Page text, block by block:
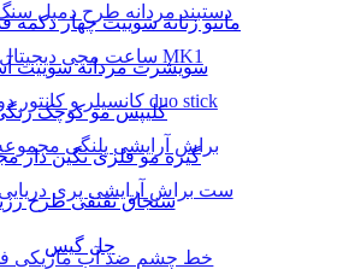
دستبند مردانه طرح دمبل
ساعت مچی دیجیتال مدل MK1
کانسیلر و کانتور دو طرفه duo stick
براش آرایشی پلنگی مجموعه 5
ست براش آرایشی پری
خط چشم ضد آب ماژیکی
مانتو زنانه سوییت چهار دکمه قد 80
سویشرت مردانه سوییت
کلیپس مو کوچک
گیره مو فلزی نگین دار
سنجاق تقتقی طرح
چل گیس